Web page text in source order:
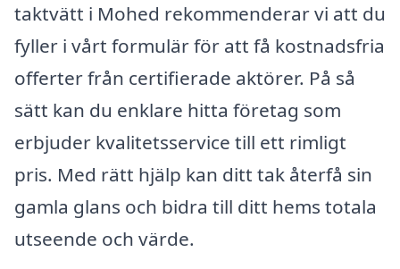
taktvätt i Mohed rekommenderar vi att du
fyller i vårt formulär för att få kostnadsfria
offerter från certifierade aktörer. På så
sätt kan du enklare hitta företag som
erbjuder kvalitetsservice till ett rimligt
pris. Med rätt hjälp kan ditt tak återfå sin
gamla glans och bidra till ditt hems totala
utseende och värde.